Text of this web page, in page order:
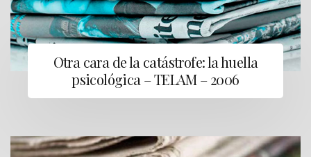
Otra cara de la catástrofe: la huella
psicológica – TELAM – 2006